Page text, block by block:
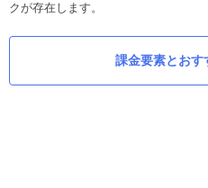
クが存在します。
課金要素とおす